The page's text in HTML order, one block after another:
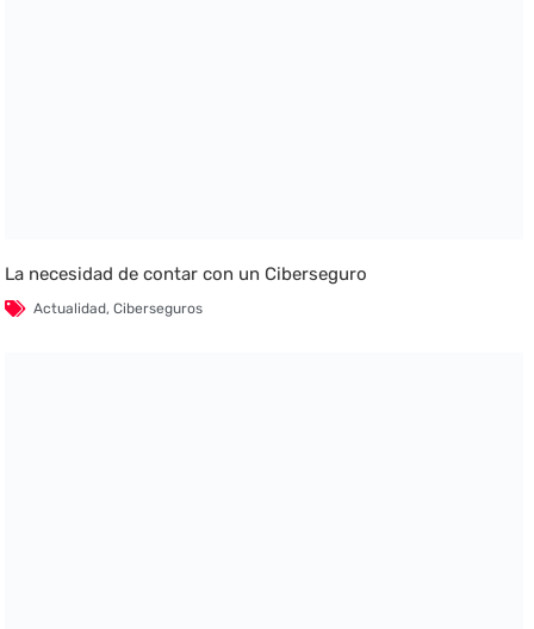
La necesidad de contar con un Ciberseguro
Actualidad,Ciberseguros